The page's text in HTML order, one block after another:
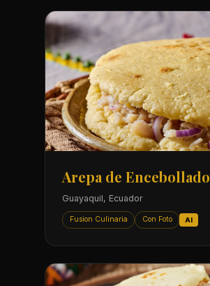
Arepa de Encebollado
Guayaquil, Ecuador
Fusion Culinaria Con Foto AI